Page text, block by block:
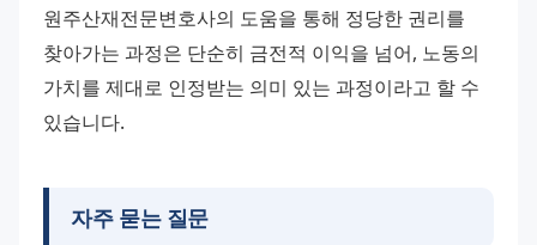
원주산재전문변호사의 도움을 통해 정당한 권리를
찾아가는 과정은 단순히 금전적 이익을 넘어, 노동의
가치를 제대로 인정받는 의미 있는 과정이라고 할 수
있습니다.
자주 묻는 질문